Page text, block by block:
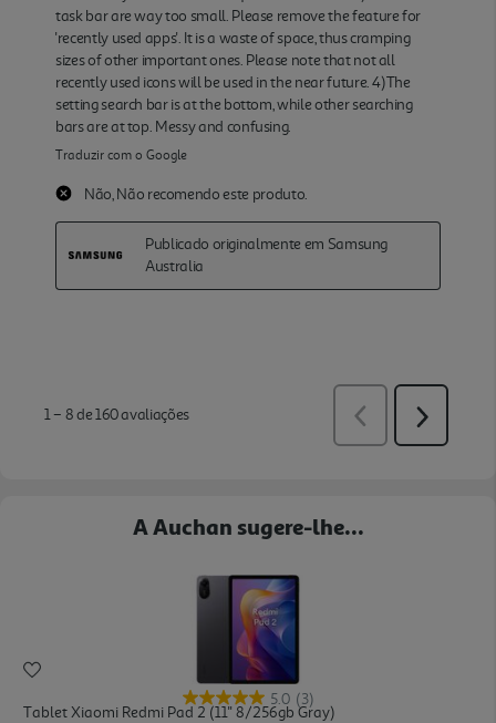
A Auchan sugere-lhe...
5.0 (3)
Tablet Xiaomi Redmi Pad 2 (11'' 8/256gb Gray)